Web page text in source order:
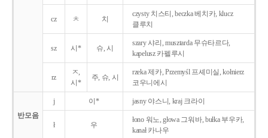
cz ㅊ 치
czysty 치스티, beczka 베치카, klucz
클루치
sz 시* 슈, 시
szary 샤리, musztarda 무슈타르다,
kapelusz 카펠루시
rz
ㅈ,
시*
주, 슈, 시
rzeka 제카, Przemyśl 프셰미실, kołnierz
코우니에시
반모음
j 이* jasny 야스니, kraj 크라이
ł 우
łono 워노, głowa 그워바, bułka 부우카,
kanał 카나우